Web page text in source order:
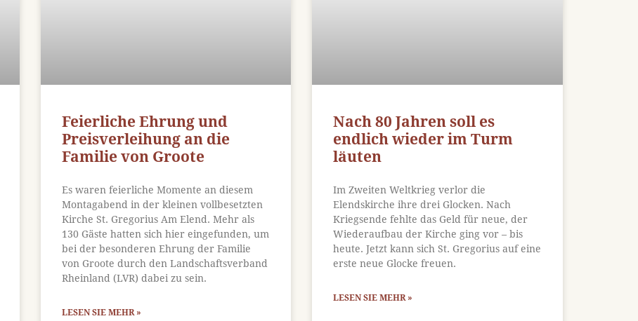
Feierliche Ehrung und
Preisverleihung an die
Familie von Groote
Es waren feierliche Momente an diesem
Montagabend in der kleinen vollbesetzten
Kirche St. Gregorius Am Elend. Mehr als
130 Gäste hatten sich hier eingefunden, um
bei der besonderen Ehrung der Familie
von Groote durch den Landschaftsverband
Rheinland (LVR) dabei zu sein.
LESEN SIE MEHR »
Nach 80 Jahren soll es
endlich wieder im Turm
läuten
Im Zweiten Weltkrieg verlor die
Elendskirche ihre drei Glocken. Nach
Kriegsende fehlte das Geld für neue, der
Wiederaufbau der Kirche ging vor – bis
heute. Jetzt kann sich St. Gregorius auf eine
erste neue Glocke freuen.
LESEN SIE MEHR »